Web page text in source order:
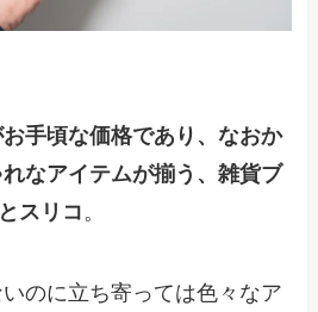
手頃な価格であり、なおか
なアイテムが揃う、雑貨ブ
スリコ。
のに立ち寄っては色々なア